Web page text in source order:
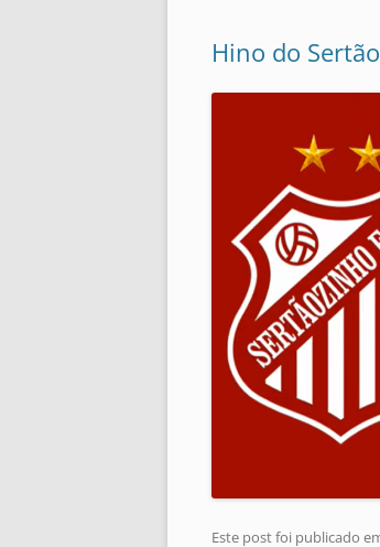
Hino do
Este post foi publicado